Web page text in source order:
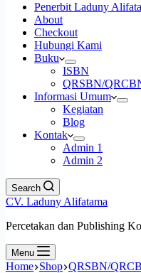
Penerbit Laduny
About
Checkout
Hubungi Kami
Buku
ISBN
QRSBN/
Informasi Umum
Kegiatan
Blog
Kontak
Admin 1
Admin 2
Search
CV. Laduny Alifatama
Percetakan dan Publishing
Menu
Home Shop QRSBN/